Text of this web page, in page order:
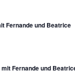
Fernande und Beatrice
Fernande und